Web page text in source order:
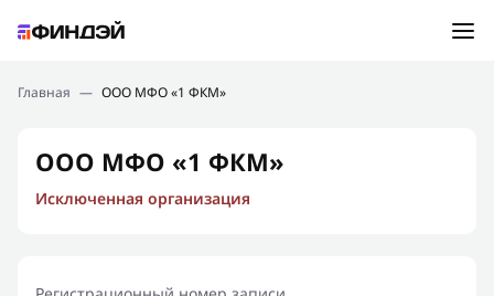
Подбор займа
Новости
Финансовое просвещение
Главная — ООО МФО «1 ФКМ»
ООО МФО «1 ФКМ»
Исключенная организация
Ошибка:Контактная форма не найдена.
Спасибо, что написали нам
Мы свяжемся с Вами в ближайшее время и сообщим
результат
Отправить новый запрос